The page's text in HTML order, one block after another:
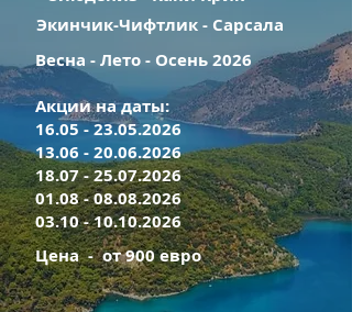
Экинчик-Чифтлик - Сарсала
Весна - Лето - Осень 2026
Акции на даты:
16.05 - 23.05.2026
13.06 - 20.06.2026
18.07 - 25.07.2026
01.08 - 08.08.2026
03.10 - 10.10.2026
Цена - от 900 евро